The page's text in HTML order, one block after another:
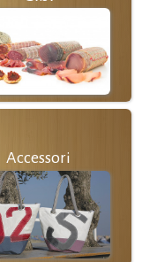
Accessori